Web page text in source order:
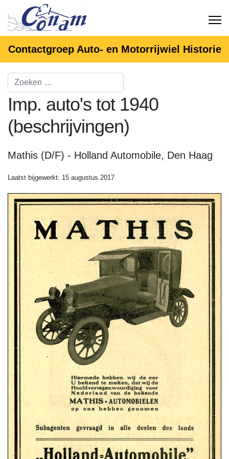
Contactgroep Auto- en Motorrijwiel Historie
Imp. auto's tot 1940
(beschrijvingen)
Mathis (D/F) - Holland Automobile, Den Haag
Laatst bijgewerkt: 15 augustus 2017